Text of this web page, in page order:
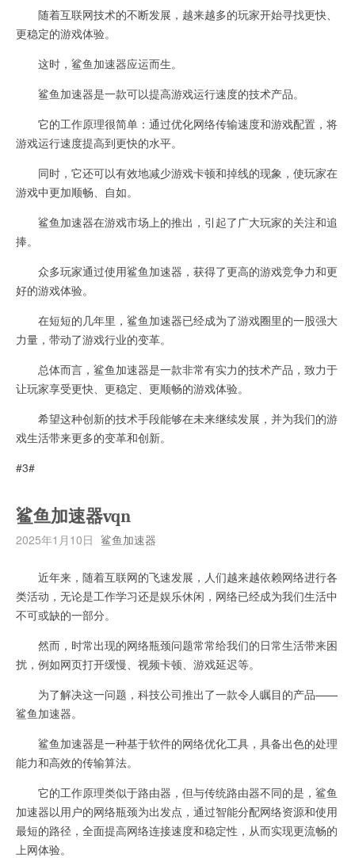
随着互联网技术的不断发展，越来越多的玩家开始寻找更快、
更稳定的游戏体验。
这时，鲨鱼加速器应运而生。
鲨鱼加速器是一款可以提高游戏运行速度的技术产品。
它的工作原理很简单：通过优化网络传输速度和游戏配置，将
游戏运行速度提高到更快的水平。
同时，它还可以有效地减少游戏卡顿和掉线的现象，使玩家在
游戏中更加顺畅、自如。
鲨鱼加速器在游戏市场上的推出，引起了广大玩家的关注和追
捧。
众多玩家通过使用鲨鱼加速器，获得了更高的游戏竞争力和更
好的游戏体验。
在短短的几年里，鲨鱼加速器已经成为了游戏圈里的一股强大
力量，带动了游戏行业的变革。
总体而言，鲨鱼加速器是一款非常有实力的技术产品，致力于
让玩家享受更快、更稳定、更顺畅的游戏体验。
希望这种创新的技术手段能够在未来继续发展，并为我们的游
戏生活带来更多的变革和创新。
#3#
鲨鱼加速器vqn
2025年1月10日 鲨鱼加速器
近年来，随着互联网的飞速发展，人们越来越依赖网络进行各
类活动，无论是工作学习还是娱乐休闲，网络已经成为我们生活中
不可或缺的一部分。
然而，时常出现的网络瓶颈问题常常给我们的日常生活带来困
扰，例如网页打开缓慢、视频卡顿、游戏延迟等。
为了解决这一问题，科技公司推出了一款令人瞩目的产品——
鲨鱼加速器。
鲨鱼加速器是一种基于软件的网络优化工具，具备出色的处理
能力和高效的传输算法。
它的工作原理类似于路由器，但与传统路由器不同的是，鲨鱼
加速器以用户的网络瓶颈为出发点，通过智能分配网络资源和使用
最短的路径，全面提高网络连接速度和稳定性，从而实现更流畅的
上网体验。